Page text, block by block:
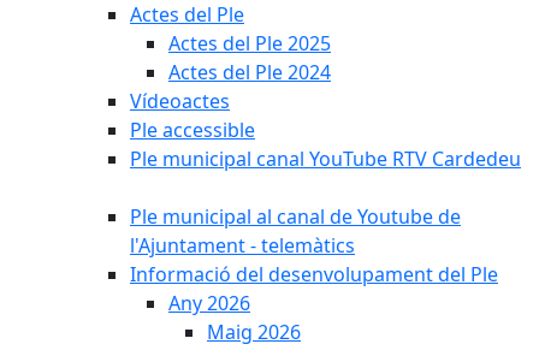
Actes del Ple
Actes del Ple 2025
Actes del Ple 2024
Vídeoactes
Ple accessible
Ple municipal canal YouTube RTV Cardedeu
Ple municipal al canal de Youtube de
l'Ajuntament - telemàtics
Informació del desenvolupament del Ple
Any 2026
Maig 2026